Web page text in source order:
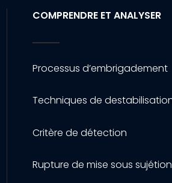
COMPRENDRE ET ANALYSER
Processus d’embrigadement
Techniques de
Critère de détection
Rupture de mise sous sujétion